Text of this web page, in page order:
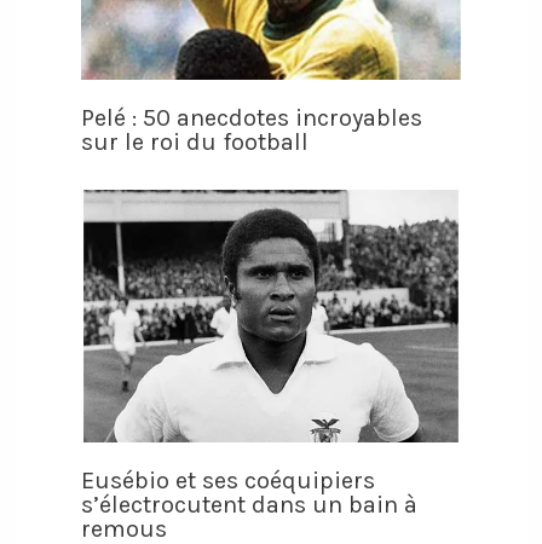
Pelé : 50 anecdotes incroyables
sur le roi du football
Eusébio et ses coéquipiers
s’électrocutent dans un bain à
remous